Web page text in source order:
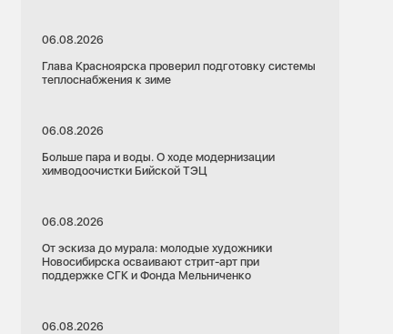
06.08.2026
Глава Красноярска проверил подготовку системы
теплоснабжения к зиме
06.08.2026
Больше пара и воды. О ходе модернизации
химводоочистки Бийской ТЭЦ
06.08.2026
От эскиза до мурала: молодые художники
Новосибирска осваивают стрит-арт при
поддержке СГК и Фонда Мельниченко
06.08.2026